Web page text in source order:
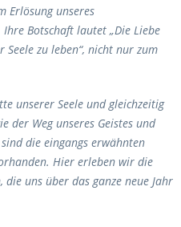
Erlösung unseres
Botschaft lautet „Die Liebe
zu leben“, nicht nur zum
unserer Seele und gleichzeitig
der Weg unseres Geistes und
die eingangs erwähnten
Hier erleben wir die
uns über das ganze neue Jahr